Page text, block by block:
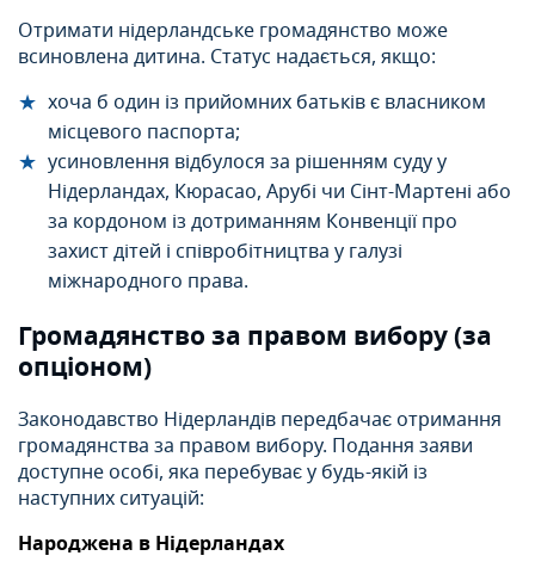
Отримати нідерландське громадянство може
всиновлена дитина. Статус надається, якщо:
хоча б один із прийомних батьків є власником
місцевого паспорта;
усиновлення відбулося за рішенням суду у
Нідерландах, Кюрасао, Арубі чи Сінт-Мартені або
за кордоном із дотриманням Конвенції про
захист дітей і співробітництва у галузі
міжнародного права.
Громадянство за правом вибору (за
опціоном)
Законодавство Нідерландів передбачає отримання
громадянства за правом вибору. Подання заяви
доступне особі, яка перебуває у будь-якій із
наступних ситуацій:
Народжена в Нідерландах